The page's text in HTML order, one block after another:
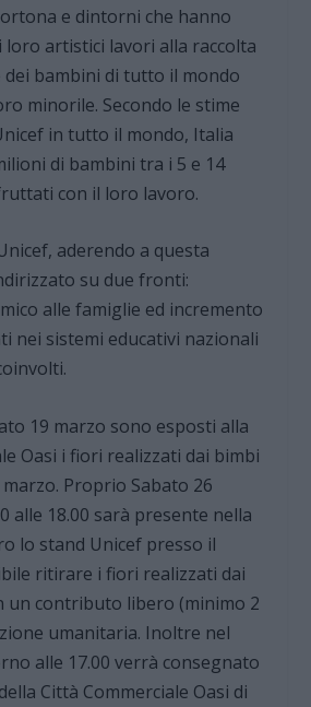
e dintorni che hanno
artistici lavori alla raccolta
bambini di tutto il mondo
minorile. Secondo le stime
in tutto il mondo, Italia
di bambini tra i 5 e 14
con il loro lavoro.
aderendo a questa
su due fronti:
alle famiglie ed incremento
nei sistemi educativi nazionali
19 marzo sono esposti alla
Oasi i fiori realizzati dai bimbi
Proprio Sabato 26
alle 18.00 sarà presente nella
lo stand Unicef presso il
ritirare i fiori realizzati dai
un contributo libero (minimo 2
umanitaria. Inoltre nel
alle 17.00 verrà consegnato
Città Commerciale Oasi di